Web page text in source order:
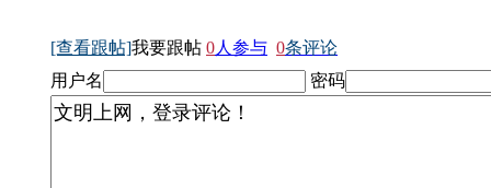
[查看跟帖]我要跟帖 0人参与 0条评论
用户名
密码